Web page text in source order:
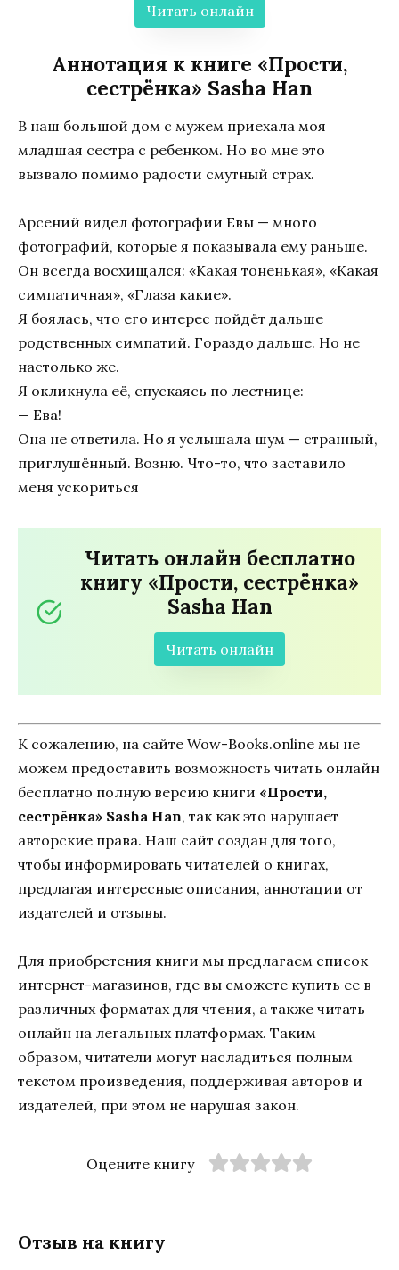
Читать онлайн
Аннотация к книге «Прости,
сестрёнка» Sasha Han
В наш большой дом с мужем приехала моя
младшая сестра с ребенком. Но во мне это
вызвало помимо радости смутный страх.
Арсений видел фотографии Евы — много
фотографий, которые я показывала ему раньше.
Он всегда восхищался: «Какая тоненькая», «Какая
симпатичная», «Глаза какие».
Я боялась, что его интерес пойдёт дальше
родственных симпатий. Гораздо дальше. Но не
настолько же.
Я окликнула её, спускаясь по лестнице:
— Ева!
Она не ответила. Но я услышала шум — странный,
приглушённый. Возню. Что-то, что заставило
меня ускориться
Читать онлайн бесплатно
книгу «Прости, сестрёнка»
Sasha Han
Читать онлайн
К сожалению, на сайте Wow-Books.online мы не
можем предоставить возможность читать онлайн
бесплатно полную версию книги «Прости,
сестрёнка» Sasha Han, так как это нарушает
авторские права. Наш сайт создан для того,
чтобы информировать читателей о книгах,
предлагая интересные описания, аннотации от
издателей и отзывы.
Для приобретения книги мы предлагаем список
интернет-магазинов, где вы сможете купить ее в
различных форматах для чтения, а также читать
онлайн на легальных платформах. Таким
образом, читатели могут насладиться полным
текстом произведения, поддерживая авторов и
издателей, при этом не нарушая закон.
Оцените книгу
Отзыв на книгу